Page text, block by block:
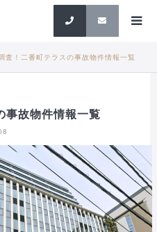
検索
査！二番町テラスの事故物件情報一覧
事故物件情報一覧